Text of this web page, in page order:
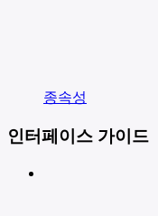
종속성
인터페이스 가이드